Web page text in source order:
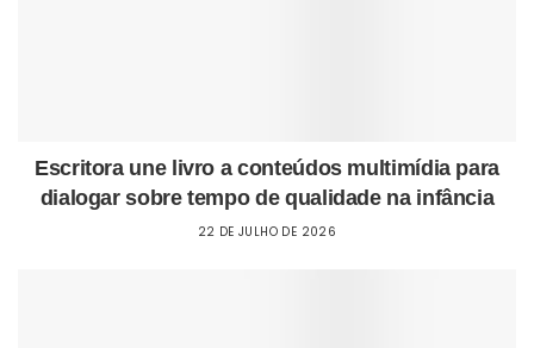
Escritora une livro a conteúdos multimídia para
dialogar sobre tempo de qualidade na infância
22 DE JULHO DE 2026